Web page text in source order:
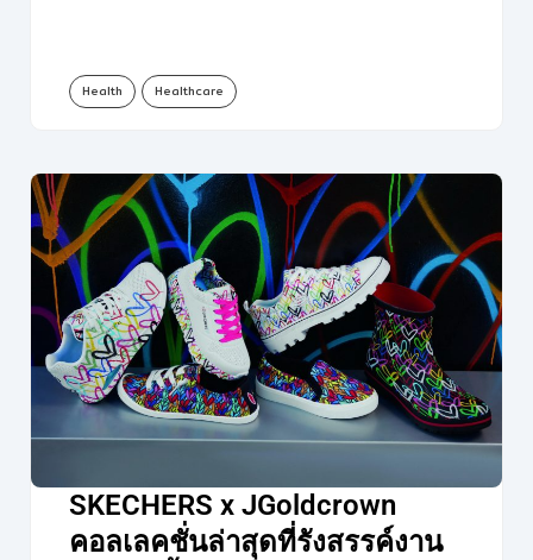
Health Healthcare
SKECHERS x JGoldcrown
คอลเลคชั่นล่าสุดที่รังสรรค์งาน